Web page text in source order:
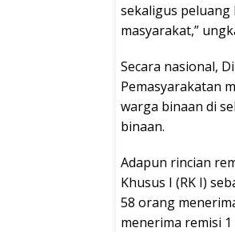
sekaligus peluang
masyarakat,”
Secara nasional,
Pemasyarakatan
warga binaan di
binaan.
Adapun rincian
Khusus I (RK I)
58 orang
menerima remisi